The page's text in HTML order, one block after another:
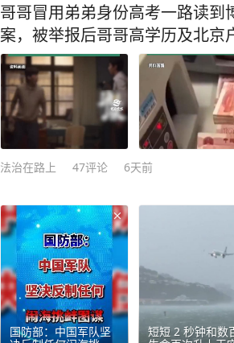
哥哥冒用弟弟身份高考一路读
案，被举报后哥哥高学历及北京
法治在路上 47评论 6天前
国防部：中国军队坚
短短 2 秒钟和数